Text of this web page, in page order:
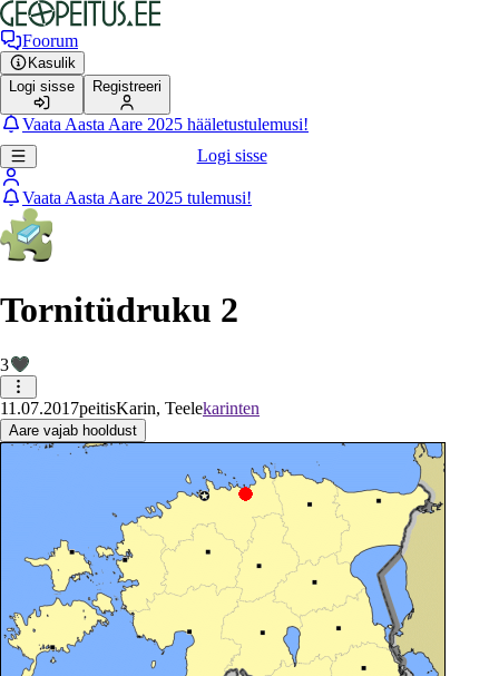
Foorum
Kasulik
Logi sisse
Registreeri
Vaata Aasta Aare 2025 hääletustulemusi!
Logi sisse
Vaata Aasta Aare 2025 tulemusi!
Tornitüdruku 2
3
11.07.2017peitisKarin, Teelekarinten
Aare vajab hooldust